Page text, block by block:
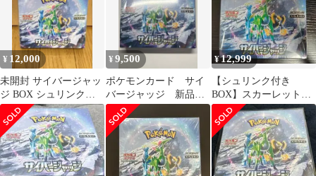
¥ 12,000
未開封 サイバージャッ
ジ BOX シュリンク付
き
¥9,500
ポケモンカード サイ
バージャッジ 新品シ
ュリンク付き 1box
¥12,999
【シュリンク付き
BOX】スカーレット&
バイオレット 拡張パッ
ク サイバージャッジ